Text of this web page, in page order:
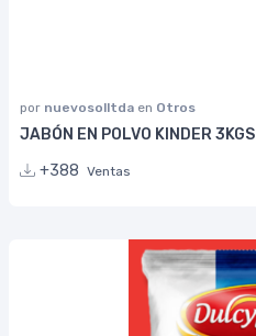
por nuevosolltda en Otros
JABÓN EN POLVO KINDER 3KGS
+388 Ventas